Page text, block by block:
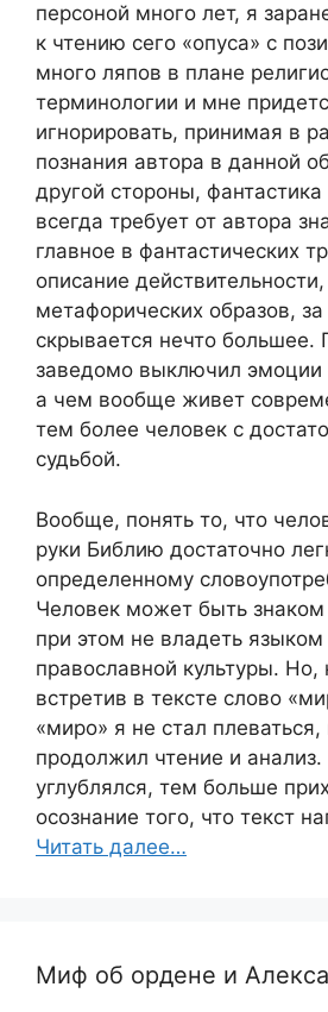
персоной много лет, я
к чтению сего «опуса» с
много ляпов в плане
терминологии и мне
игнорировать, принимая в
познания автора в данной
другой стороны,
всегда требует от автора
главное в фантастических
описание
метафорических образов,
скрывается нечто большее.
заведомо выключил эмоции
а чем вообще живет
тем более человек с
судьбой.
Вообще, понять то, что
руки Библию достаточно
определенному
Человек может быть
при этом не владеть
православной культуры. Но,
встретив в тексте слово
«миро» я не стал плеваться,
продолжил чтение и
углублялся, тем больше
осознание того, что текст
Читать далее…
Миф об ордене и